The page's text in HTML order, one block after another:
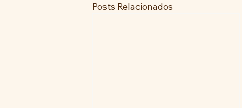
Posts Relacionados